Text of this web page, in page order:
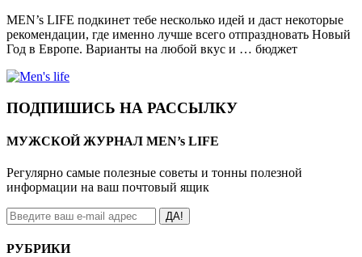
MEN’s LIFE подкинет тебе несколько идей и даст некоторые
рекомендации, где именно лучше всего отпраздновать Новый
Год в Европе. Варианты на любой вкус и … бюджет
ПОДПИШИСЬ НА РАССЫЛКУ
МУЖСКОЙ ЖУРНАЛ MEN’s LIFE
Регулярно самые полезные советы и тонны полезной
информации на ваш почтовый ящик
ДА!
РУБРИКИ